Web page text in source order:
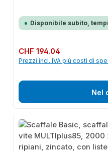
Disponibile subito,
Prezzo normale:
CHF 194.04
Prezzi incl. IVA più costi di
Nel